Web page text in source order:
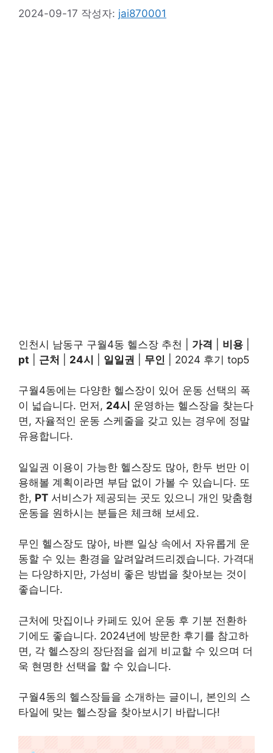
2024-09-17 작성자: jai870001
인천시 남동구 구월4동 헬스장 추천 | 가격 비용
pt
근처 24시 일일권 무인 | 2024 후기 top5
구월4동에는 다양한 헬스장이 있어 운동 선택의 폭
이 넓습니다. 먼저, 24시 운영하는 헬스장을 찾는다
면, 자율적인 운동 스케줄을 갖고 있는 경우에 정말
유용합니다.
일일권 이용이 가능한 헬스장도 많아, 한두 번만 이
용해볼 계획이라면 부담 없이 가볼 수 있습니다. 또
한, PT 서비스가 제공되는 곳도 있으니 개인 맞춤형
운동을 원하시는 분들은 체크해 보세요.
무인 헬스장도 많아, 바쁜 일상 속에서 자유롭게 운
동할 수 있는 환경을 알려알려드리겠습니다. 가격대
는 다양하지만, 가성비 좋은 방법을 찾아보는 것이
좋습니다.
근처에 맛집이나 카페도 있어 운동 후 기분 전환하
기에도 좋습니다. 2024년에 방문한 후기를 참고하
면, 각 헬스장의 장단점을 쉽게 비교할 수 있으며 더
욱 현명한 선택을 할 수 있습니다.
구월4동의 헬스장들을 소개하는 글이니, 본인의 스
타일에 맞는 헬스장을 찾아보시기 바랍니다!